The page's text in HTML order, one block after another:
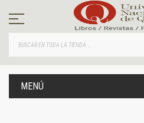
contenido
MENÚ